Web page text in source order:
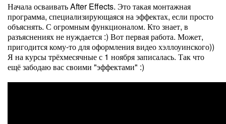
Начала осваивать After Effects. Это такая монтажная
программа, специализирующаяся на эффектах, если просто
объяснять. С огромным функционалом. Кто знает, в
разъяснениях не нуждается :) Вот первая работа. Может,
пригодится кому-то для оформления видео хэллоуинского))
Я на курсы трёхмесячные с 1 ноября записалась. Так что
ещё забодаю вас своими "эффектами" :)